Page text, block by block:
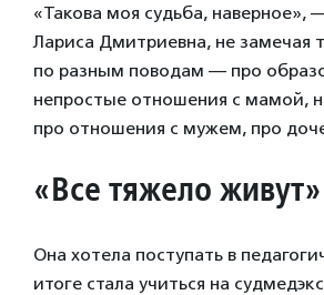
«Такова моя судьба, наверное»,
Лариса Дмитриевна, не замечая
по разным поводам — про
непростые отношения с мамой,
про отношения с мужем, про
«Все тяжело живут»
Она хотела поступать в
итоге стала учиться на